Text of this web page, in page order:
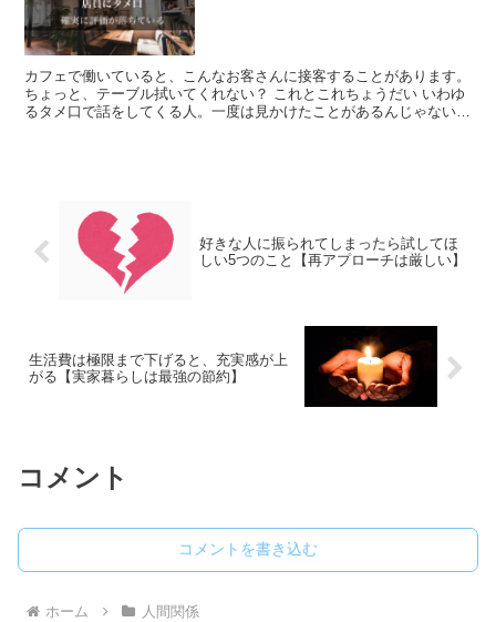
カフェで働いていると、こんなお客さんに接客することがあります。
ちょっと、テーブル拭いてくれない？ これとこれちょうだい いわゆ
るタメ口で話をしてくる人。一度は見かけたことがあるんじゃないで
好きな人に振られてしまったら試してほ
しい5つのこと【再アプローチは厳しい】
生活費は極限まで下げると、充実感が上
がる【実家暮らしは最強の節約】
コメント
コメントを書き込む
ホーム 人間関係